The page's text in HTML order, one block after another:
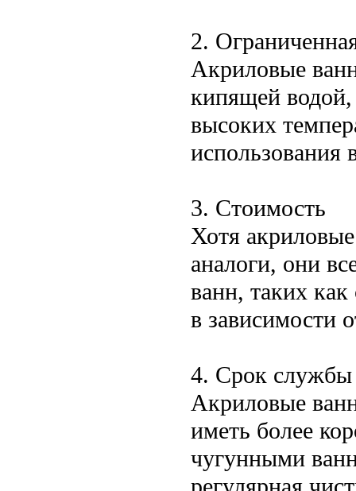
2.
Акриловые
кипящей водой,
высоких
использования
3. Стоимость
Хотя
аналоги, они
ванн, таких
в зависимости
4. Срок службы
Акриловые
иметь более
чугунными